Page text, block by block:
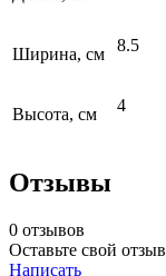
Ширина, см 8.5
Высота, см 4
Отзывы
0 отзывов
Оставьте свой отзыв
Написать